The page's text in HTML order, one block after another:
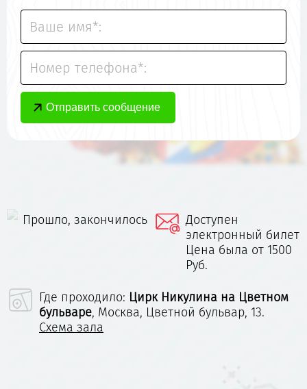
Прошло, закончилось
Доступен
электронный билет
Цена была от 1500
Руб.
Где проходило: Цирк Никулина на Цветном
бульваре, Москва, Цветной бульвар, 13.
Схема зала
Ваше имя*:
Номер телефона*: